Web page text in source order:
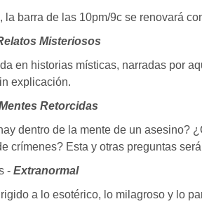
la barra de las 10pm/9c se renovará
Misteriosos
en historias místicas, narradas por
explicación.
Retorcidas
dentro de la mente de un asesino?
crímenes? Esta y otras preguntas
- Extranormal
a lo esotérico, lo milagroso y lo